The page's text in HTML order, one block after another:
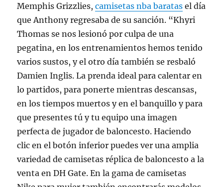
Memphis Grizzlies,camisetas nba baratas el día
que Anthony regresaba de su sanción. “Khyri
Thomas se nos lesionó por culpa de una
pegatina, en los entrenamientos hemos tenido
varios sustos, y el otro día también se resbaló
Damien Inglis. La prenda ideal para calentar en
lo partidos, para ponerte mientras descansas,
en los tiempos muertos y en el banquillo y para
que presentes tú y tu equipo una imagen
perfecta de jugador de baloncesto. Haciendo
clic en el botón inferior puedes ver una amplia
variedad de camisetas réplica de baloncesto a la
venta en DH Gate. En la gama de camisetas